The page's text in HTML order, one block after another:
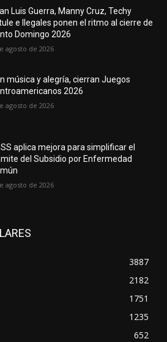
Luis Guerra, Manny Cruz, Techy
e Ilegales ponen el ritmo al cierre de
Domingo 2026
agosto de 2026
música y alegría, cierran Juegos
2026
agosto de 2026
aplica mejora para simplificar el
del Subsidio por Enfermedad
agosto de 2026
3887
2182
1751
1235
652